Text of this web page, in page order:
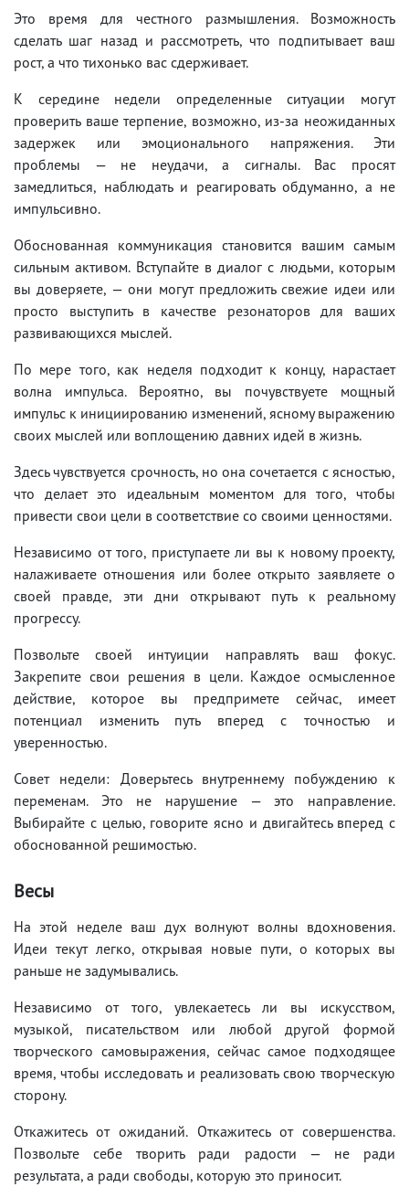
Это время для честного размышления. Возможность
сделать шаг назад и рассмотреть, что подпитывает ваш
рост, а что тихонько вас сдерживает.
К середине недели определенные ситуации могут
проверить ваше терпение, возможно, из-за неожиданных
задержек или эмоционального напряжения. Эти
проблемы — не неудачи, а сигналы. Вас просят
замедлиться, наблюдать и реагировать обдуманно, а не
импульсивно.
Обоснованная коммуникация становится вашим самым
сильным активом. Вступайте в диалог с людьми, которым
вы доверяете, — они могут предложить свежие идеи или
просто выступить в качестве резонаторов для ваших
развивающихся мыслей.
По мере того, как неделя подходит к концу, нарастает
волна импульса. Вероятно, вы почувствуете мощный
импульс к инициированию изменений, ясному выражению
своих мыслей или воплощению давних идей в жизнь.
Здесь чувствуется срочность, но она сочетается с ясностью,
что делает это идеальным моментом для того, чтобы
привести свои цели в соответствие со своими ценностями.
Независимо от того, приступаете ли вы к новому проекту,
налаживаете отношения или более открыто заявляете о
своей правде, эти дни открывают путь к реальному
прогрессу.
Позвольте своей интуиции направлять ваш фокус.
Закрепите свои решения в цели. Каждое осмысленное
действие, которое вы предпримете сейчас, имеет
потенциал изменить путь вперед с точностью и
уверенностью.
Совет недели: Доверьтесь внутреннему побуждению к
переменам. Это не нарушение — это направление.
Выбирайте с целью, говорите ясно и двигайтесь вперед с
обоснованной решимостью.
Весы
На этой неделе ваш дух волнуют волны вдохновения.
Идеи текут легко, открывая новые пути, о которых вы
раньше не задумывались.
Независимо от того, увлекаетесь ли вы искусством,
музыкой, писательством или любой другой формой
творческого самовыражения, сейчас самое подходящее
время, чтобы исследовать и реализовать свою творческую
сторону.
Откажитесь от ожиданий. Откажитесь от совершенства.
Позвольте себе творить ради радости — не ради
результата, а ради свободы, которую это приносит.